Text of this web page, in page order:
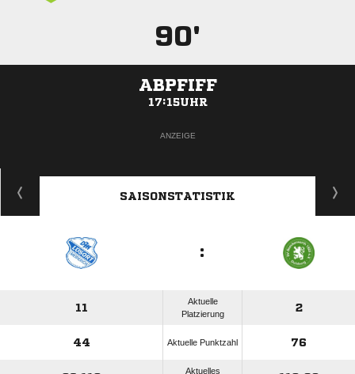
90'
ABPFIFF
17:15UHR
ANZEIGE
SAISONSTATISTIK
:
11
Aktuelle
Platzierung
2
44 Aktuelle Punktzahl 76
Aktuelles